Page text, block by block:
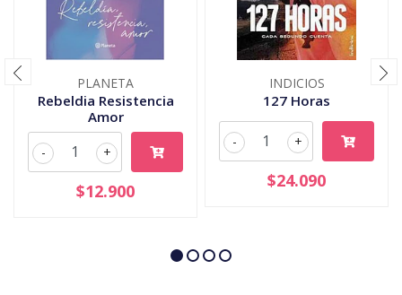
PLANETA
Rebeldia Resistencia
Amor
+
-
$12.900
INDICIOS
127 Horas
+
-
$24.090